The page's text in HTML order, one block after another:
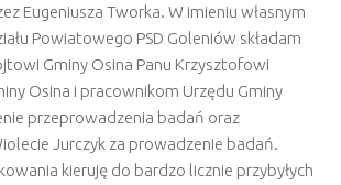
Eugeniusza Tworka. W imieniu własnym
Powiatowego PSD Goleniów składam
Gminy Osina Panu Krzysztofowi
Osina i pracownikom Urzędu Gminy
przeprowadzenia badań oraz
Jurczyk za prowadzenie badań.
kieruję do bardzo licznie przybyłych